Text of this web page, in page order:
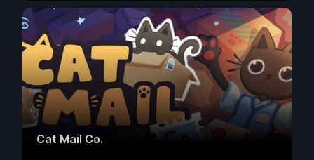
Cat Mail Co.